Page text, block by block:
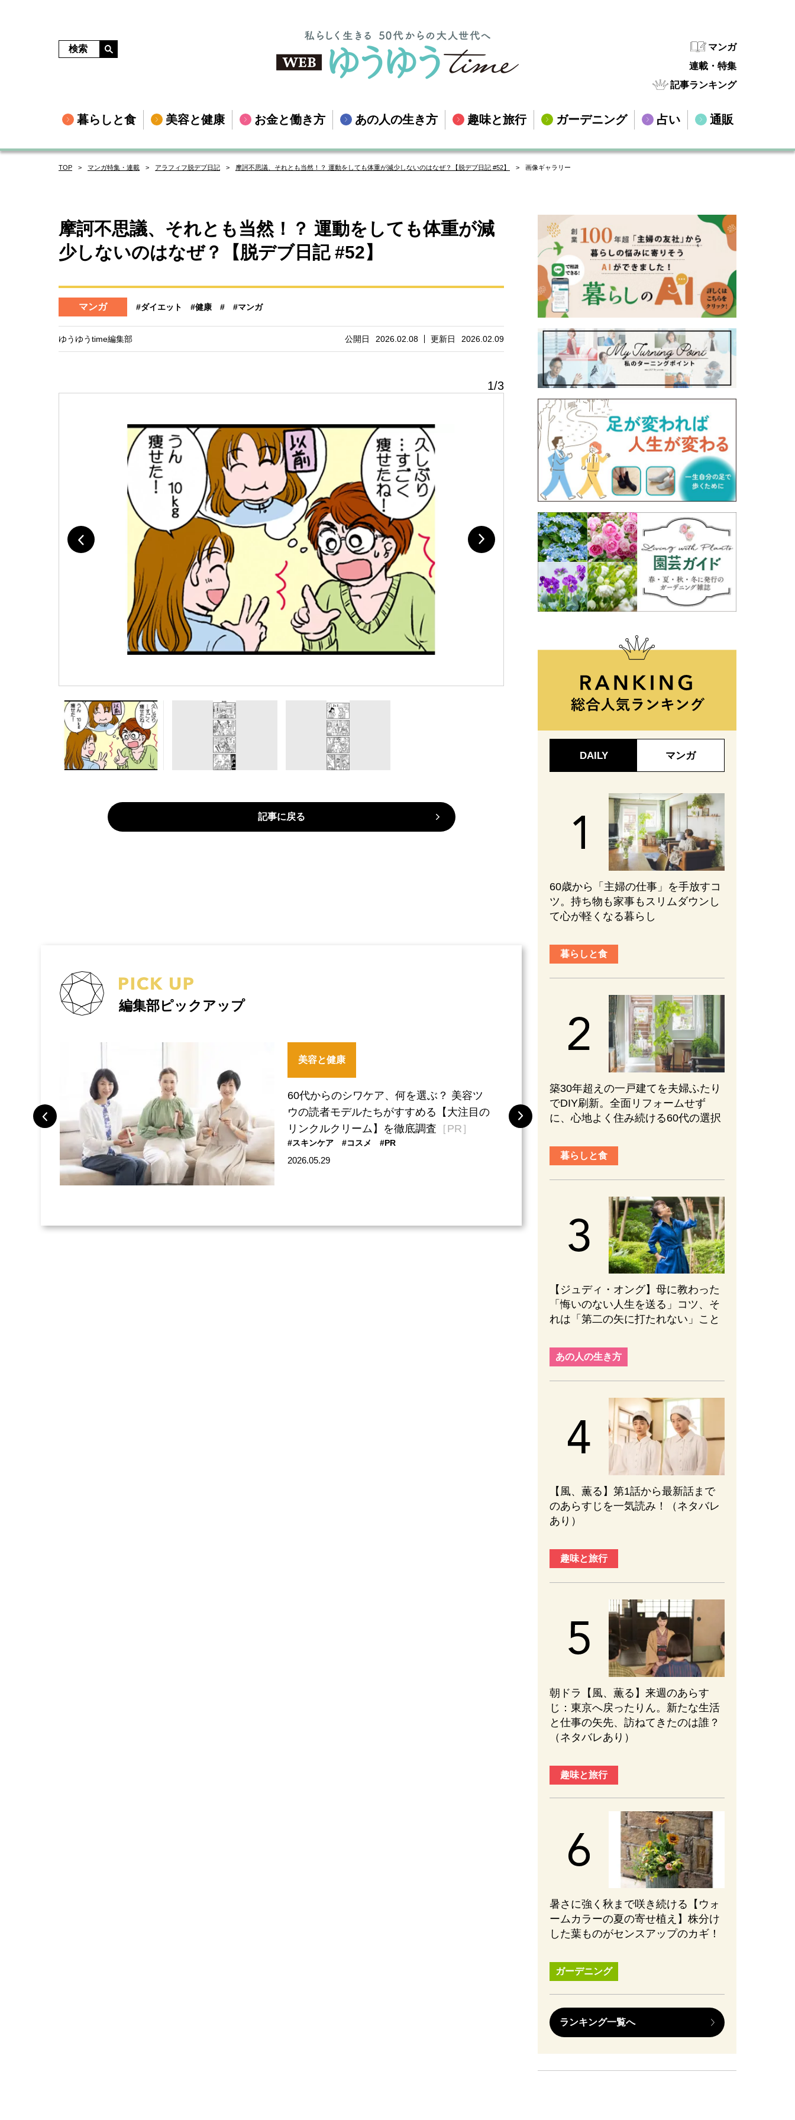
マンガ
連載・特集
記事ランキング
暮らしと食 美容と健康 お金と働き方 あの人の生き方 趣味と旅行 ガーデニング 占い 通販
TOP マンガ特集・連載 アラフィフ脱デブ日記 摩訶不思議、それとも当然！？ 運動をしても体重が減少しないのはなぜ？【脱デブ日記 #52】 画像ギャラリー
摩訶不思議、それとも当然！？ 運動をしても体重が減
少しないのはなぜ？【脱デブ日記 #52】
マンガ #ダイエット #健康 # #マンガ
公開日 2026.02.08 更新日 2026.02.09
ゆうゆうtime編集部
1/3
記事に戻る
編集部ピックアップ
検証した
美容と健康
60代からのシワケア、何を選ぶ？ 美容ツ
ウの読者モデルたちがすすめる【大注目の
リンクルクリーム】を徹底調査 ［PR］
#スキンケア #コスメ #PR
2026.05.29
2026.08.01
DAILY マンガ
60歳から「主婦の仕事」を手放すコ
ツ。持ち物も家事もスリムダウンし
て心が軽くなる暮らし
暮らしと食
築30年超えの一戸建てを夫婦ふたり
でDIY刷新。全面リフォームせず
に、心地よく住み続ける60代の選択
暮らしと食
【ジュディ・オング】母に教わった
「悔いのない人生を送る」コツ、そ
れは「第二の矢に打たれない」こと
あの人の生き方
【風、薫る】第1話から最新話まで
のあらすじを一気読み！（ネタバレ
あり）
趣味と旅行
朝ドラ【風、薫る】来週のあらす
じ：東京へ戻ったりん。新たな生活
と仕事の矢先、訪ねてきたのは誰？
（ネタバレあり）
趣味と旅行
暑さに強く秋まで咲き続ける【ウォ
ームカラーの夏の寄せ植え】株分け
した葉ものがセンスアップのカギ！
ガーデニング
ランキング一覧へ